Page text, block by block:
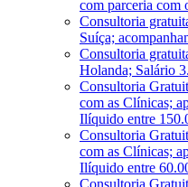
com parceria com
Consultoria
Suíça;
Consultoria
Holanda; Salário
Consultoria
com as Clínicas;
Ilíquido entre
Consultoria
com as Clínicas;
Ilíquido entre
Consultoria